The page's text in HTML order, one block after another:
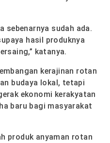
sebenarnya sudah ada.
hasil produknya
katanya.
kerajinan rotan
budaya lokal, tetapi
ekonomi kerakyatan
baru bagi masyarakat
produk anyaman rotan